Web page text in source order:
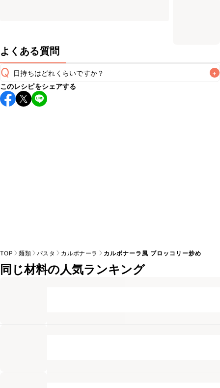
よくある質問
Q 日持ちはどれくらいですか？ +
保存期間は冷蔵で翌日中が目安です。なるべくお早めにお召
し上がりください。
このレシピをシェアする
TOP 麺類 パスタ カルボナーラ カルボナーラ風 ブロッコリー炒め
同じ材料の人気ランキング